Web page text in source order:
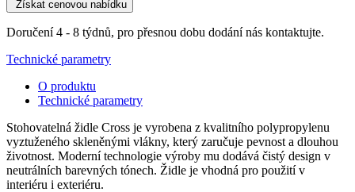
Získat cenovou nabídku
Doručení 4 - 8 týdnů, pro přesnou dobu dodání nás kontaktujte.
Technické parametry
O produktu
Technické parametry
Stohovatelná židle Cross je vyrobena z kvalitního polypropylenu
vyztuženého skleněnými vlákny, který zaručuje pevnost a dlouhou
životnost. Moderní technologie výroby mu dodává čistý design v
neutrálních barevných tónech. Židle je vhodná pro použití v
interiéru i exteriéru.